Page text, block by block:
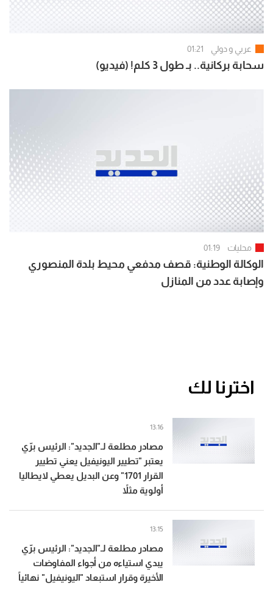
عربي و دولي 01:21
سحابة بركانية.. بـ طول 3 كلم! (فيديو)
محليات 01:19
الوكالة الوطنية: قصف مدفعي محيط بلدة المنصوري
وإصابة عدد من المنازل
اخترنا لك
مصادر مطلعة لـ"الجديد": الرئيس برّي
يعتبر "تطيير اليونيفيل يعني تطيير
القرار 1701" وعن البديل يعطي لايطاليا
أولوية مثلاً
13:16
مصادر مطلعة لـ"الجديد": الرئيس برّي
يبدي استياءه من أجواء المفاوضات
الأخيرة وقرار استبعاد "اليونيفيل" نهائياً
13:15